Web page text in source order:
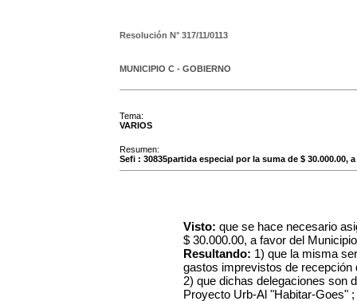
Resolución N° 317/11/0113
MUNICIPIO C - GOBIERNO
Tema:
VARIOS
Resumen:
Sefi : 30835partida especial por la suma de $ 30.000.00,
Visto: que se hace necesario
$ 30.000.00, a favor del
Resultando: 1) que la misma
gastos imprevistos de recepción
2) que dichas delegaciones son
Proyecto Urb-Al "Habitar-Goes" ;